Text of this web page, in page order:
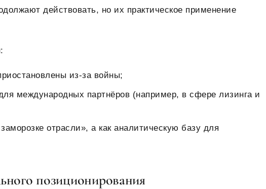
действовать, но их практическое применение
из-за войны;
международных партнёров (например, в сфере лизинга и
отрасли», а как аналитическую базу для
позиционирования